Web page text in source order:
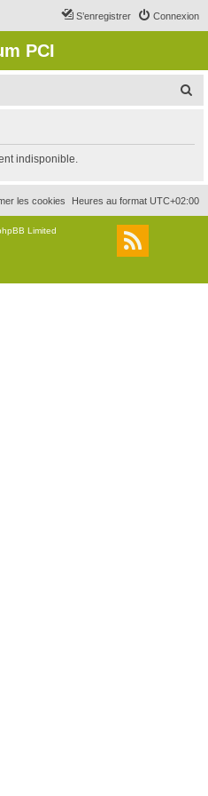
Connexion
S’enregistrer
PCI
r
c
r
indisponible.
Heures au format UTC+02:00
les cookies
Limited